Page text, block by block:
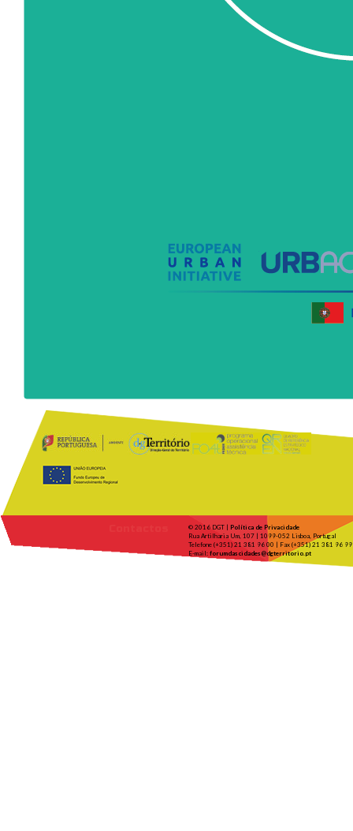
© 2016 DGT | Política de Privacidade
Rua Artilharia Um, 107 | 1099-052 Lisboa, Portugal
Telefone (+351) 21 381 96 00 | Fax (+351) 21 381 96 99
E-mail: forumdascidades@dgterritorio.pt